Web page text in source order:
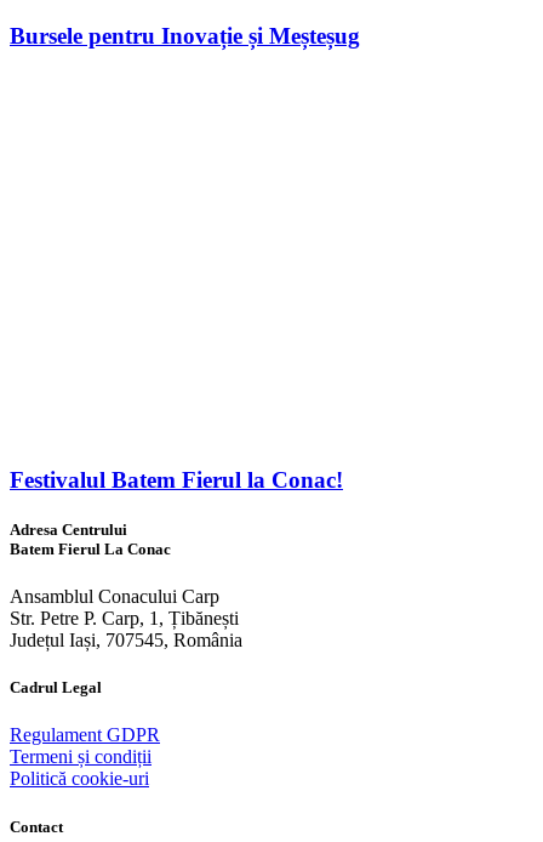
Bursele pentru Inovație și Meșteșug
Festivalul Batem Fierul la Conac!
Adresa Centrului
Batem Fierul La Conac
Ansamblul Conacului Carp
Str. Petre P. Carp, 1, Țibănești
Județul Iași, 707545, România
Cadrul Legal
Regulament GDPR
Termeni și condiții
Politică cookie-uri
Contact